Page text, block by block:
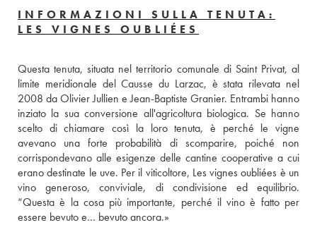
INFORMAZIONI SULLA TENUTA:
LES VIGNES OUBLIÉES
Questa tenuta, situata nel territorio comunale di Saint Privat, al
limite meridionale del Causse du Larzac, è stata rilevata nel
2008 da Olivier Jullien e Jean-Baptiste Granier. Entrambi hanno
inziato la sua conversione all'agricoltura biologica. Se hanno
scelto di chiamare così la loro tenuta, è perché le vigne
avevano una forte probabilità di scomparire, poiché non
corrispondevano alle esigenze delle cantine cooperative a cui
erano destinate le uve. Per il viticoltore, Les vignes oubliées è un
vino generoso, conviviale, di condivisione ed equilibrio.
“Questa è la cosa più importante, perché il vino è fatto per
essere bevuto e… bevuto ancora.»